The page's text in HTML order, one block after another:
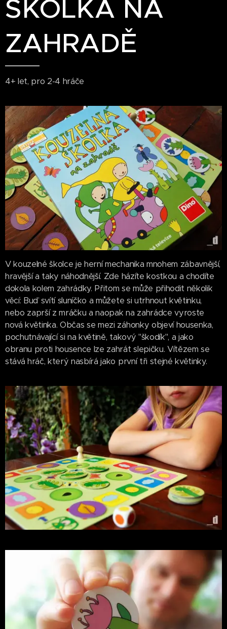
ŠKOLKA NA
ZAHRADĚ
4+ let, pro 2-4 hráče
V kouzelné školce je herní mechanika mnohem zábavnější,
hravější a taky náhodnější. Zde házíte kostkou a chodíte
dokola kolem zahrádky. Přitom se může přihodit několik
věcí: Buď svítí sluníčko a můžete si utrhnout květinku,
nebo zaprší z mráčku a naopak na zahrádce vyroste
nová květinka. Občas se mezi záhonky objeví housenka,
pochutnávající si na květině, takový "škodík", a jako
obranu proti housence lze zahrát slepičku. Vítězem se
stává hráč, který nasbírá jako první tři stejné květinky.